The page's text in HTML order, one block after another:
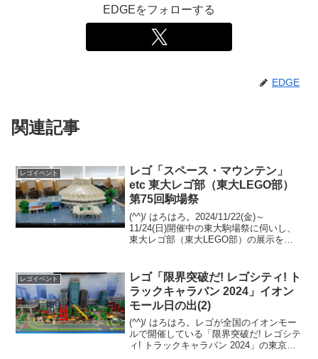
EDGEをフォローする
EDGE
関連記事
レゴイベント
レゴ「スペース・マウンテン」
etc 東大レゴ部（東大LEGO部）
第75回駒場祭
(^^)/ はろはろ。2024/11/22(金)～
11/24(日)開催中の東大駒場祭に伺いし、
東大レゴ部（東大LEGO部）の展示を観
「スペース・マウンテン」、「Welc...
レゴイベント
レゴ「限界突破だ! レゴシティ! ト
ラックキャラバン 2024」イオン
モール日の出(2)
(^^)/ はろはろ。レゴが全国のイオンモー
ルで開催している「限界突破だ! レゴシテ
ィ! トラックキャラバン 2024」の東京で